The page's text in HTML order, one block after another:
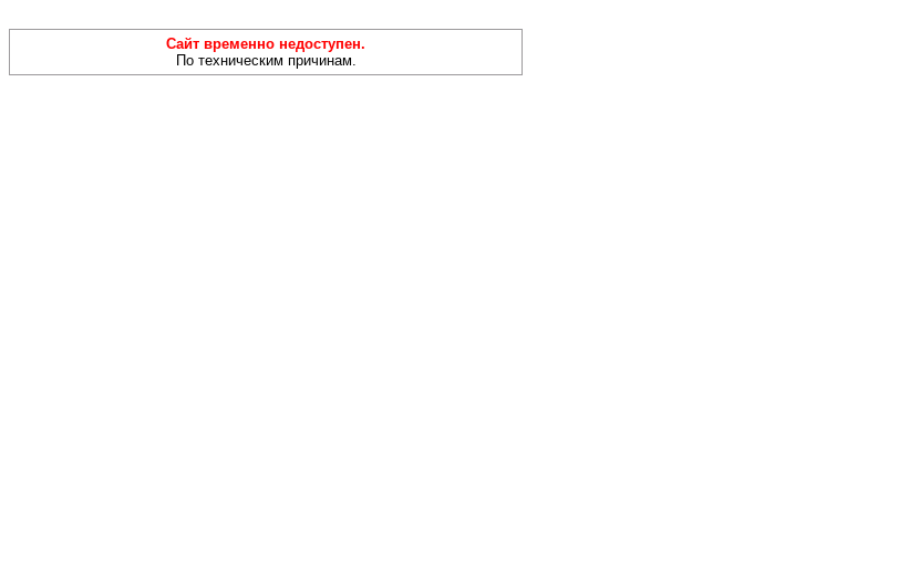
Сайт временно недоступен.
По техническим причинам.